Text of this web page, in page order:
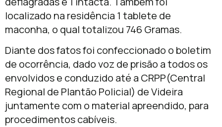
localizado na residência 1 tablete de
maconha, o qual totalizou 746 Gramas.
Diante dos fatos foi confeccionado o boletim
de ocorrência, dado voz de prisão a todos os
envolvidos e conduzido até a CRPP(Central
Regional de Plantão Policial) de Videira
juntamente com o material apreendido, para
procedimentos cabíveis.